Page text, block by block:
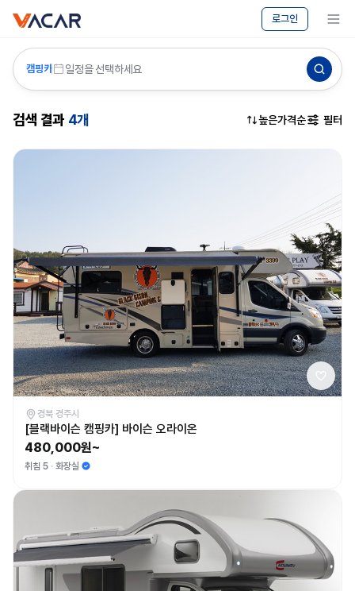
로그인
메뉴 보기
대여
바카르
캠핑카 일정을 선택하세요
검색 결과 4개 높은가격순 필터
경북 경주시
[블랙바이슨 캠핑카] 바이슨 오라이온
480,000원~
취침 5 화장실